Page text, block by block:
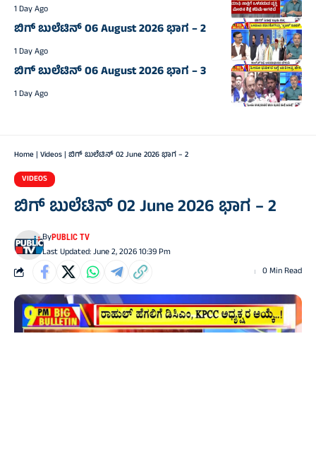
1 Day Ago
ಬಿಗ್‌ ಬುಲೆಟಿನ್‌ 06 August 2026 ಭಾಗ – 2
1 Day Ago
ಬಿಗ್‌ ಬುಲೆಟಿನ್‌ 06 August 2026 ಭಾಗ – 3
1 Day Ago
Home| Videos| ಬಿಗ್‌ ಬುಲೆಟಿನ್‌ 02 June 2026 ಭಾಗ – 2
VIDEOS
ಬಿಗ್‌ ಬುಲೆಟಿನ್‌ 02 June 2026 ಭಾಗ – 2
Last Updated: June 2, 2026 10:39 Pm
ByPUBLIC TV
0 Min Read